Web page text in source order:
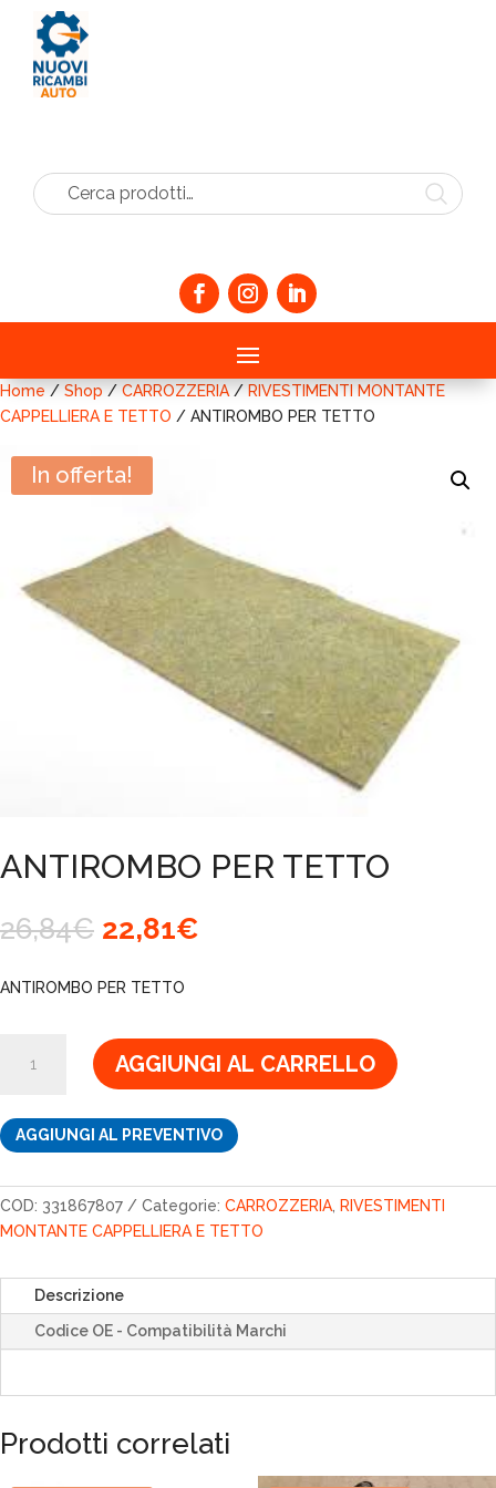
Cerca prodotti…
Home / Shop / CARROZZERIA/ RIVESTIMENTI MONTANTE
CAPPELLIERA E TETTO / ANTIROMBO PER TETTO
In offerta!
ANTIROMBO PER TETTO
26,84€ Il
prezzo
originale
era:
22,81€
ANTIROMBO PER TETTO
quantità
AGGIUNGI AL CARRELLO
AGGIUNGI AL PREVENTIVO
COD: 331867807 Categorie: CARROZZERIA RIVESTIMENTI
MONTANTE CAPPELLIERA E TETTO
Descrizione
Codice OE - Compatibilità Marchi
Prodotti correlati